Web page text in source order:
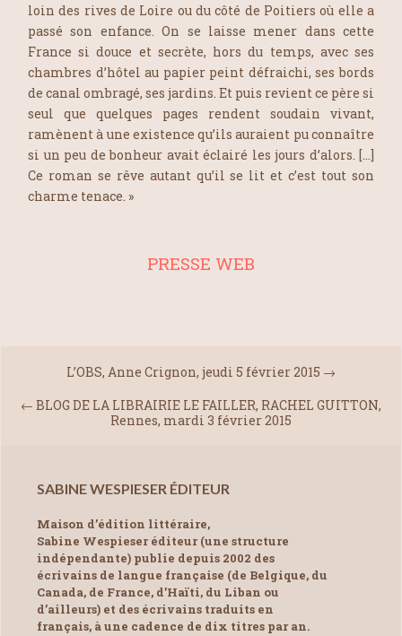
loin des rives de Loire ou du côté de Poitiers où elle a
passé son enfance. On se laisse mener dans cette
France si douce et secrète, hors du temps, avec ses
chambres d’hôtel au papier peint défraichi, ses bords
de canal ombragé, ses jardins. Et puis revient ce père si
seul que quelques pages rendent soudain vivant,
ramènent à une existence qu’ils auraient pu connaître
si un peu de bonheur avait éclairé les jours d’alors. […]
Ce roman se rêve autant qu’il se lit et c’est tout son
charme tenace. »
PRESSE WEB
L’OBS, Anne Crignon, jeudi 5 février 2015 →
← BLOG DE LA LIBRAIRIE LE FAILLER, RACHEL GUITTON,
Rennes, mardi 3 février 2015
SABINE WESPIESER ÉDITEUR
Maison d’édition littéraire,
Sabine Wespieser éditeur (une structure
indépendante) publie depuis 2002 des
écrivains de langue française (de Belgique, du
Canada, de France, d’Haïti, du Liban ou
d’ailleurs) et des écrivains traduits en
français, à une cadence de dix titres par an.